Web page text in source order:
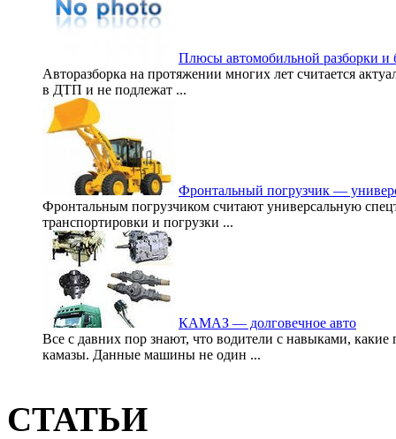
Плюсы автомобильной разборки и
Авторазборка на протяжении многих лет считается
в ДТП и не подлежат ...
Фронтальный погрузчик —
Фронтальным погрузчиком считают универсальную
транспортировки и погрузки ...
КАМАЗ — долговечное авто
Все с давних пор знают, что водители с навыками,
камазы. Данные машины не один ...
СТАТЬИ